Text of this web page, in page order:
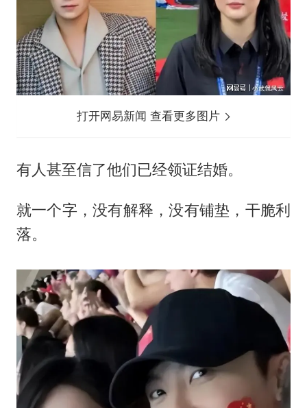
打开网易新闻 查看更多图片
有人甚至信了他们已经领证结婚。
就一个字，没有解释，没有铺垫，干脆利
落。